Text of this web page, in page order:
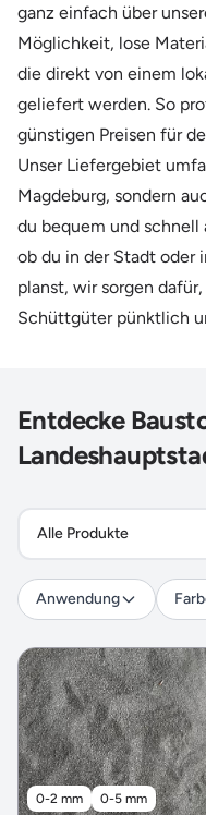
ganz einfach über
Möglichkeit, lose
die direkt von einem
geliefert werden. So
günstigen Preisen für
Unser Liefergebiet
Magdeburg, sondern
du bequem und schnell
ob du in der Stadt oder
planst, wir sorgen
Schüttgüter pünktlich
Entdecke
Alle Produkte
Anwendung
0-2 mm 0-5 mm